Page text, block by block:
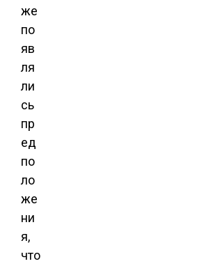
же
по
яв
ля
ли
сь
пр
ед
по
ло
же
ни
я,
что